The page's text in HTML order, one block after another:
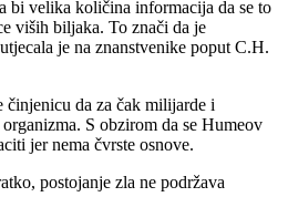
bi velika količina informacija da se to
viših biljaka. To znači da je
je na znanstvenike poput C.H.
činjenicu da za čak milijarde i
S obzirom da se Humeov
jer nema čvrste osnove.
postojanje zla ne podržava